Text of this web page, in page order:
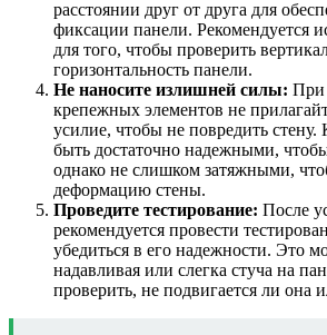
расстоянии друг от друга для
фиксации панели. Рекомендуется
для того, чтобы проверить
горизонтальность панели.
Не наносите излишней силы: При
крепежных элементов не
усилие, чтобы не повредить
быть достаточно надежными,
однако не слишком затяжными,
деформацию стены.
Проведите тестирование: После
рекомендуется провести
убедиться в его надежности. Это
надавливая или слегка стуча на
проверить, не подвигается ли она